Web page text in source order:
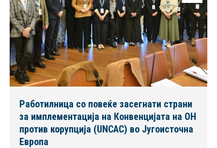
Работилница со повеќе засегнати страни
за имплементација на Конвенцијата на ОН
против корупција (UNCAC) во Југоисточна
Европа